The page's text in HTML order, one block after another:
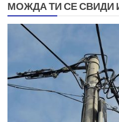
МОЖДА ТИ СЕ СВИДИ